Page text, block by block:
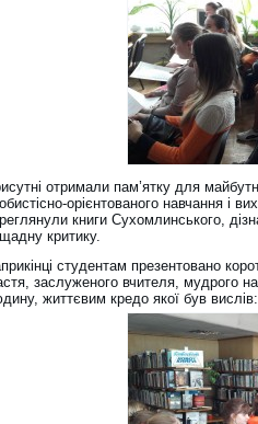
отримали пам’ятку для
орієнтованого навчання і
книги Сухомлинського,
критику.
студентам презентовано
заслуженого вчителя, мудрого
життєвим кредо якої був